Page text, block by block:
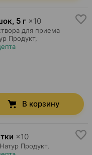
, 5 г ×10
для приема
Продукт,
В корзину
×10
Натур Продукт,